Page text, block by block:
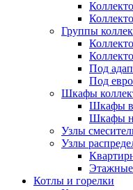
Группы
Под
Под
Шкафы
Шкафы
Шкафы
Узлы
Узлы
Котлы и горелки